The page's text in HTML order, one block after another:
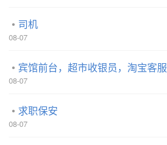
司机
08-07
宾馆前台，超市收银员，淘宝客服
08-07
求职保安
08-07